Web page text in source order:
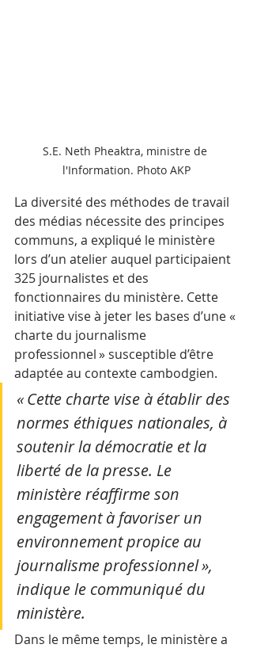
S.E. Neth Pheaktra, ministre de
l'Information. Photo AKP
La diversité des méthodes de travail
des médias nécessite des principes
communs, a expliqué le ministère
lors d’un atelier auquel participaient
325 journalistes et des
fonctionnaires du ministère. Cette
initiative vise à jeter les bases d’une «
charte du journalisme
professionnel » susceptible d’être
adaptée au contexte cambodgien.
« Cette charte vise à établir des
normes éthiques nationales, à
soutenir la démocratie et la
liberté de la presse. Le
ministère réaffirme son
engagement à favoriser un
environnement propice au
journalisme professionnel »,
indique le communiqué du
ministère.
Dans le même temps, le ministère a